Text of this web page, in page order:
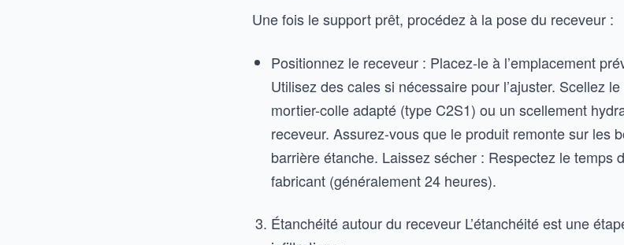
Une fois le support prêt, procédez à la pose du receveur :
Positionnez le receveur : Placez-le à l’emplacement
Utilisez des cales si nécessaire pour l’ajuster. Scellez
mortier-colle adapté (type C2S1) ou un scellement
receveur. Assurez-vous que le produit remonte sur les
barrière étanche. Laissez sécher : Respectez le temps
fabricant (généralement 24 heures).
Étanchéité autour du receveur L’étanchéité est une